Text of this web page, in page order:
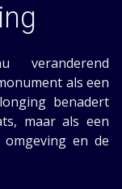
als een
benadert
maar als een
en de